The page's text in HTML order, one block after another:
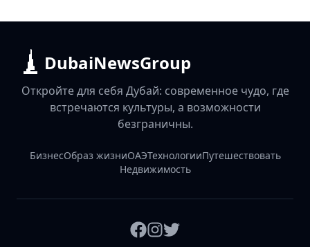
DubaiNewsGroup
Откройте для себя Дубай: современное чудо, где
встречаются культуры, а возможности
безграничны.
БизнесОбраз жизниОАЭТехнологииПутешествовать
Недвижимость